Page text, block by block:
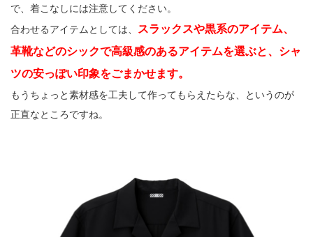
で、着こなしには注意してください。
合わせるアイテムとしては、
スラックスや黒系のアイテム、
革靴などのシックで高級感のあるアイテムを選ぶと、シャ
ツの安っぽい印象をごまかせます。
もうちょっと素材感を工夫して作ってもらえたらな、というのが
正直なところですね。